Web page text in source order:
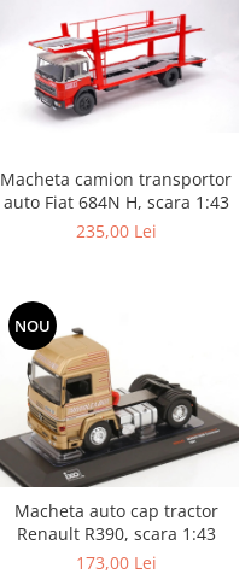
Macheta camion transportor
auto Fiat 684N H, scara 1:43
235,00 Lei
NOU
Macheta auto cap tractor
Renault R390, scara 1:43
173,00 Lei